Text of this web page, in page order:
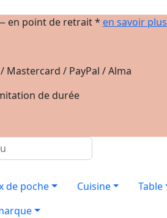
en point de retrait * en savoir plus
Mastercard / PayPal / Alma
de durée
de poche Cuisine Table